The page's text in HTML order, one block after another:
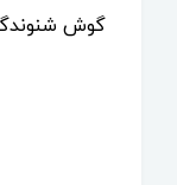
گوش